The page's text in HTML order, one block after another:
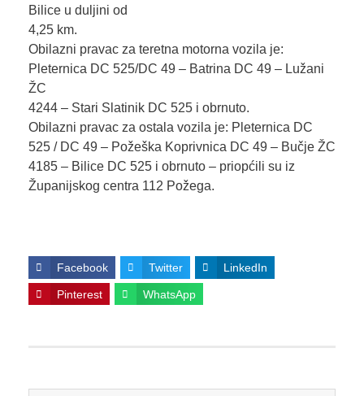
Bilice u duljini od
4,25 km.
Obilazni pravac za teretna motorna vozila je:
Pleternica DC 525/DC 49 – Batrina DC 49 – Lužani
ŽC
4244 – Stari Slatinik DC 525 i obrnuto.
Obilazni pravac za ostala vozila je: Pleternica DC
525 / DC 49 – Požeška Koprivnica DC 49 – Bučje ŽC
4185 – Bilice DC 525 i obrnuto – priopćili su iz
Županijskog centra 112 Požega.
Facebook Twitter LinkedIn
Pinterest WhatsApp